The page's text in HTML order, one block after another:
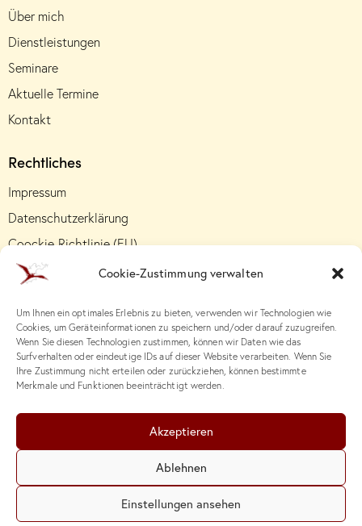
Cookie-Zustimmung verwalten
Um Ihnen ein optimales Erlebnis zu bieten, verwenden wir Technologien wie
Cookies, um Geräteinformationen zu speichern und/oder darauf zuzugreifen.
Wenn Sie diesen Technologien zustimmen, können wir Daten wie das
Surfverhalten oder eindeutige IDs auf dieser Website verarbeiten. Wenn Sie
Ihre Zustimmung nicht erteilen oder zurückziehen, können bestimmte
Merkmale und Funktionen beeinträchtigt werden.
Akzeptieren
Ablehnen
Einstellungen ansehen
Über mich
Dienstleistungen
Seminare
Aktuelle Termine
Kontakt
Rechtliches
Impressum
Datenschutzerklärung
Coockie-Richtlinie (EU)
© 2026. Institut für systemische Beratung, Supervision und